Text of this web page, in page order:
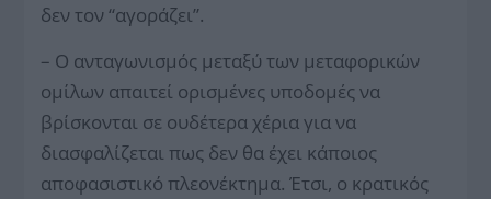
δεν τον “αγοράζει”.
– Ο ανταγωνισμός μεταξύ των μεταφορικών
ομίλων απαιτεί ορισμένες υποδομές να
βρίσκονται σε ουδέτερα χέρια για να
διασφαλίζεται πως δεν θα έχει κάποιος
αποφασιστικό πλεονέκτημα. Έτσι, ο κρατικός